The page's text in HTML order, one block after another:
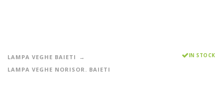
LAMPA VEGHE BAIETI
LAMPA VEGHE NORISOR. BAIETI
IN STOCK